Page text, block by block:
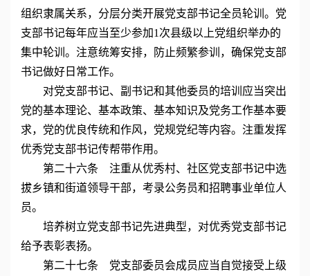
组织隶属关系，分层分类开展党支部书记全员轮训。党
支部书记每年应当至少参加1次县级以上党组织举办的
集中轮训。注意统筹安排，防止频繁参训，确保党支部
书记做好日常工作。
对党支部书记、副书记和其他委员的培训应当突出
党的基本理论、基本政策、基本知识及党务工作基本要
求，党的优良传统和作风，党规党纪等内容。注重发挥
优秀党支部书记传帮带作用。
第二十六条 注重从优秀村、社区党支部书记中选
拔乡镇和街道领导干部，考录公务员和招聘事业单位人
员。
培养树立党支部书记先进典型，对优秀党支部书记
给予表彰表扬。
第二十七条 党支部委员会成员应当自觉接受上级